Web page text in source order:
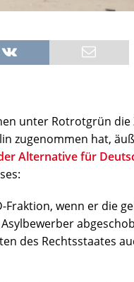
unter Rotrotgrün die
zugenommen hat,
Alternative für
Fraktion, wenn er die
des Rechtsstaates